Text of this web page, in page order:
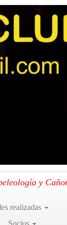
y
realizadas
Socios